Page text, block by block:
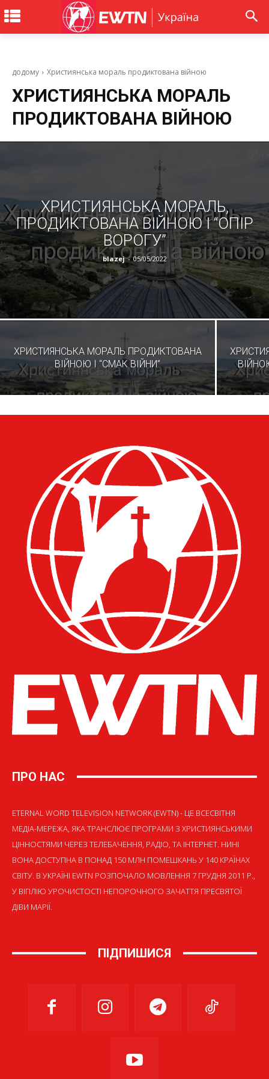
додому Християнська мораль продиктована війною
ХРИСТИЯНСЬКА МОРАЛЬ
ПРОДИКТОВАНА ВІЙНОЮ
ХРИСТИЯНСЬКА МОРАЛЬ,
ПРОДИКТОВАНА ВІЙНОЮ I “ОПІР
ВОРОГУ”
blazej - 05/05/2022
ХРИСТИЯНСЬКА МОРАЛЬ ПРОДИКТОВАНА
ВІЙНОЮ I “СМАК ВІЙНИ”
ПРО НАС
ETERNAL WORD TELEVISION NETWORK (EWTN) - ЦЕ ВСЕСВІТНЯ
МЕДІА-МЕРЕЖА, ЯКА ТРАНСЛЮЄ ПРОГРАМИ З ХРИСТИЯНСЬКИМИ
ЦІННОСТЯМИ ЧЕРЕЗ ТЕЛЕБАЧЕННЯ, РАДІО, ТА ІНТЕРНЕТ. НИНІ
ВОНА ДОСТУПНА В ПОНАД 150 МЛН ПОМЕШКАНЬ У 140 КРАЇНАХ
СВІТУ. В УКРАЇНІ EWTN РОЗПОЧАЛО МОВЛЕННЯ 7 ГРУДНЯ 2011 Р.,
У ВІГІЛІЮ УРОЧИСТОСТІ НЕПОРОЧНОГО ЗАЧАТТЯ ПРЕСВЯТОЇ
ДІВИ МАРІЇ.
ПІДПИШИСЯ